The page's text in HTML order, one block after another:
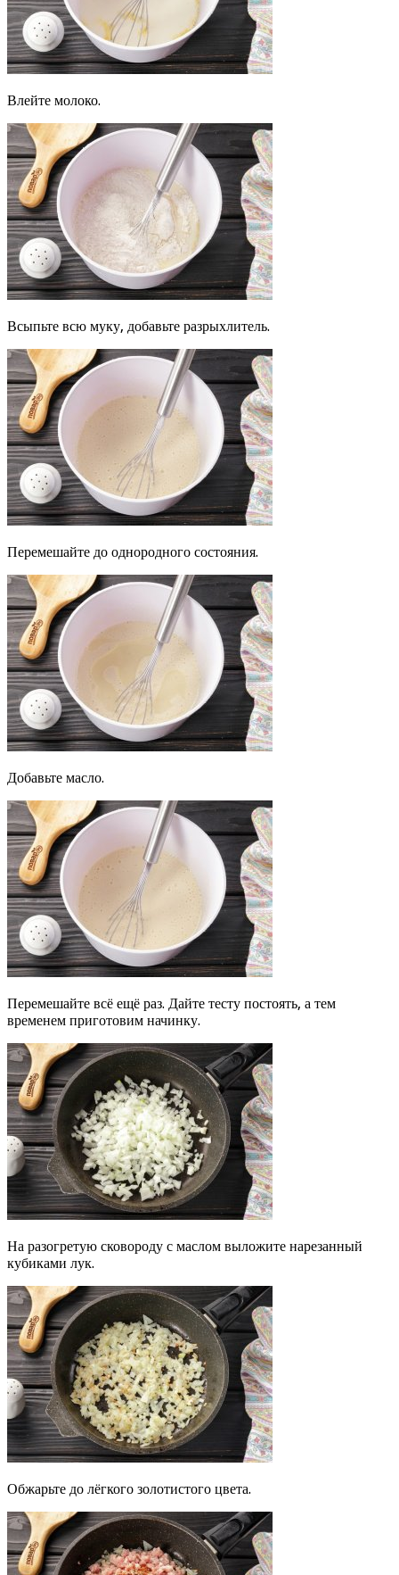
Влейте молоко.
Всыпьте всю муку, добавьте разрыхлитель.
Перемешайте до однородного состояния.
Добавьте масло.
Перемешайте всё ещё раз. Дайте тесту постоять, а тем
временем приготовим начинку.
На разогретую сковороду с маслом выложите нарезанный
кубиками лук.
Обжарьте до лёгкого золотистого цвета.